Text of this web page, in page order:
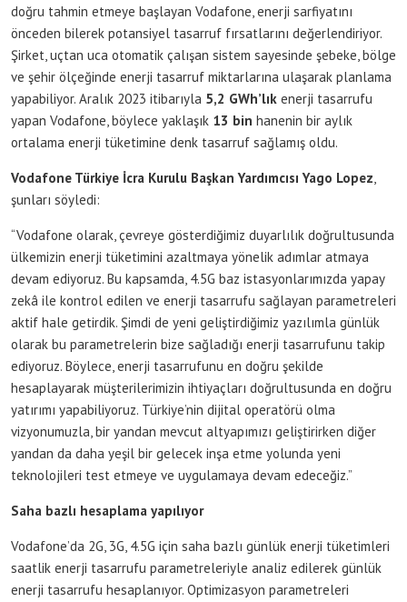
doğru tahmin etmeye başlayan Vodafone, enerji sarfiyatını
önceden bilerek potansiyel tasarruf fırsatlarını değerlendiriyor.
Şirket, uçtan uca otomatik çalışan sistem sayesinde şebeke, bölge
ve şehir ölçeğinde enerji tasarruf miktarlarına ulaşarak planlama
yapabiliyor. Aralık 2023 itibarıyla 5,2 GWh’lık enerji tasarrufu
yapan Vodafone, böylece yaklaşık 13 bin hanenin bir aylık
ortalama enerji tüketimine denk tasarruf sağlamış oldu.
Vodafone Türkiye İcra Kurulu Başkan Yardımcısı Yago Lopez,
şunları söyledi:
“Vodafone olarak, çevreye gösterdiğimiz duyarlılık doğrultusunda
ülkemizin enerji tüketimini azaltmaya yönelik adımlar atmaya
devam ediyoruz. Bu kapsamda, 4.5G baz istasyonlarımızda yapay
zekâ ile kontrol edilen ve enerji tasarrufu sağlayan parametreleri
aktif hale getirdik. Şimdi de yeni geliştirdiğimiz yazılımla günlük
olarak bu parametrelerin bize sağladığı enerji tasarrufunu takip
ediyoruz. Böylece, enerji tasarrufunu en doğru şekilde
hesaplayarak müşterilerimizin ihtiyaçları doğrultusunda en doğru
yatırımı yapabiliyoruz. Türkiye’nin dijital operatörü olma
vizyonumuzla, bir yandan mevcut altyapımızı geliştirirken diğer
yandan da daha yeşil bir gelecek inşa etme yolunda yeni
teknolojileri test etmeye ve uygulamaya devam edeceğiz.”
Saha bazlı hesaplama yapılıyor
Vodafone’da 2G, 3G, 4.5G için saha bazlı günlük enerji tüketimleri
saatlik enerji tasarrufu parametreleriyle analiz edilerek günlük
enerji tasarrufu hesaplanıyor. Optimizasyon parametreleri